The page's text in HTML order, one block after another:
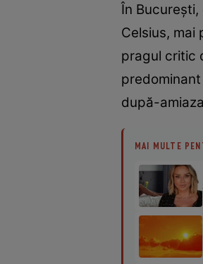
În
Celsius, mai
pragul critic
după-
MAI MULTE